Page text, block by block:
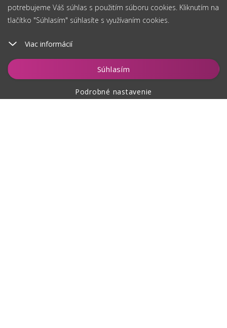
potrebujeme Váš súhlas s použitím súboru cookies. Kliknutím na
tlačítko "Súhlasím" súhlasíte s využívaním cookies.
Viac informácií
Súhlasím
Podrobné nastavenie
Vložiť do košíka